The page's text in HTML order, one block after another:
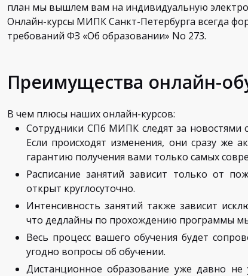
план мы вышлем вам на индивидуальную
Онлайн-курсы МИПК Санкт-Петербурга всегда
требований ФЗ «Об образовании» No 273.
Преимущества онлайн-
В чем плюсы наших онлайн-курсов:
Сотрудники СПб МИПК следят за
Если происходят изменения, они сразу же
гарантию получения вами только самых
Расписание занятий зависит только от
открыт круглосуточно.
Интенсивность занятий также зависит
что дедлайны по прохождению программы
Весь процесс вашего обучения будет
угодно вопросы об обучении.
Дистанционное образование уже давно не